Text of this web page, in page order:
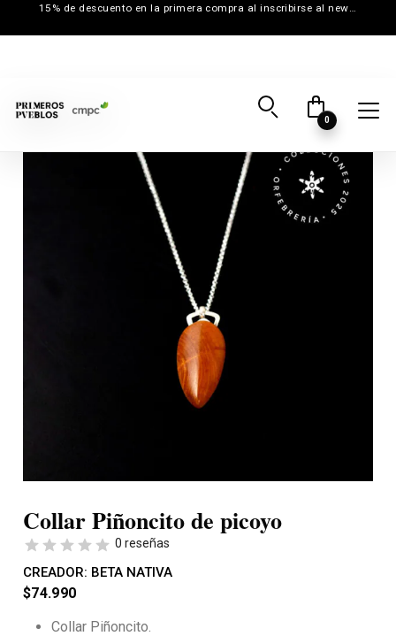
15% de descuento en la primera compra al inscribirse al newsletter
0
Collar Piñoncito de picoyo
0 reseñas
CREADOR: BETA NATIVA
$74.990
Collar Piñoncito.